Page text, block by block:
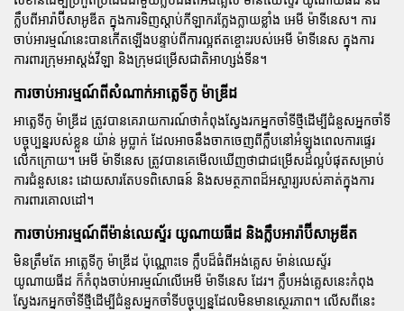
ក្លឹបពីអារ៉ាប៊ីសាអូឌីត ក្នុងការទិញស្តាប់កីឡាករក្លែងក្លាយខ្លាំង អេមី ម៉ាទីនេស។ ការ
ចាប់អារម្មណ៍នេះបានកើតឡើងបន្ទាប់ពីការល្អឥតខ្ចោះរបស់អេមី ម៉ាទីនេស ក្នុងការ
ការពារក្រុមអាស្តង់វីឡា និងក្រុមជម្រើសជាតិអាហ្សង់ទីន។
ការចាប់អារម្មណ៍ពីសំណាក់អាត្លេទីកូ ម៉ាឌ្រីដ
អាត្លេទីកូ ម៉ាឌ្រីដ ត្រូវបានគេរាយការណ៍ថាកំពុងស្វែងរកអ្នកចាំទីថ្មីដើម្បីជំនួសអ្នកចាំទី
បច្ចុប្បន្នរបស់ខ្លួន យ៉ាន់ អូប្លាក់ ដែលអាចនឹងចាកចេញពីក្លឹបនៅអំឡុងពេលការផ្ទេរ
លើកក្រោយ។ អេមី ម៉ាទីនេស ត្រូវបានគេមើលឃើញថាជាជម្រើសដ៏ល្អបំផុតសម្រាប់
ការជំនួសនេះ ដោយសារតែបទពិសោធន៍ និងសមត្ថភាពដ៏អស្ចារ្យរបស់គាត់ក្នុងការ
ការពារគោលដៅ។
ការចាប់អារម្មណ៍ពីម៉ាន់ឈេស្ទ័រ យូណាយធីដ និងក្លឹបអារ៉ាប៊ីសាអូឌីត
មិនត្រឹមតែ អាត្លេទីកូ ម៉ាឌ្រីដ ប៉ុណ្ណោះទេ ក្លឹបដ៏ធំពីអង់គ្លេស ម៉ាន់ឈេស្ទ័រ
យូណាយធីដ ក៏កំពុងចាប់អារម្មណ៍លើអេមី ម៉ាទីនេស ដែរ។ ក្លឹបអង់គ្លេសនេះកំពុង
ស្វែងរកអ្នកចាំទីថ្មីដើម្បីជំនួសអ្នកចាំទីបច្ចុប្បន្នដែលមិនមានស្ថេរភាព។ លើសពីនេះ